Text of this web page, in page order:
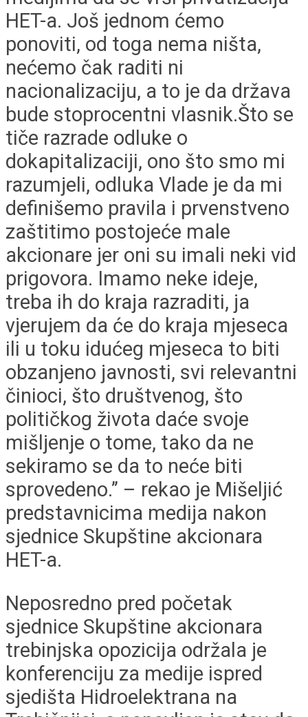
HET-a. Još jednom ćemo
ponoviti, od toga nema ništa,
nećemo čak raditi ni
nacionalizaciju, a to je da država
bude stoprocentni vlasnik.Što se
tiče razrade odluke o
dokapitalizaciji, ono što smo mi
razumjeli, odluka Vlade je da mi
definišemo pravila i prvenstveno
zaštitimo postojeće male
akcionare jer oni su imali neki vid
prigovora. Imamo neke ideje,
treba ih do kraja razraditi, ja
vjerujem da će do kraja mjeseca
ili u toku idućeg mjeseca to biti
obzanjeno javnosti, svi relevantni
činioci, što društvenog, što
političkog života daće svoje
mišljenje o tome, tako da ne
sekiramo se da to neće biti
sprovedeno.’’ – rekao je Mišeljić
predstavnicima medija nakon
sjednice Skupštine akcionara
HET-a.
Neposredno pred početak
sjednice Skupštine akcionara
trebinjska opozicija održala je
konferenciju za medije ispred
sjedišta Hidroelektrana na